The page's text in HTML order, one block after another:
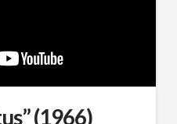
(1966)